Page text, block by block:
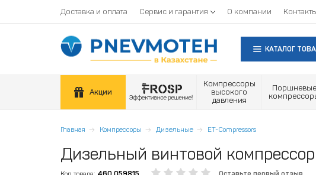
Доставка и оплата Сервис и гарантия О компании
КАТАЛОГ
Акции
Компрессоры
высокого
давления
Поршневые
Главная Компрессоры Дизельные ET-Compressors
Дизельный винтовой